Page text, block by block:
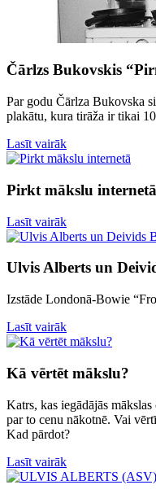
Čārlzs Bukovskis
Par godu Čārlza Bukovska
plakātu, kura tirāža ir tikai
Lasīt vairāk
Pirkt mākslu internetā
Lasīt vairāk
Ulvis Alberts un
Izstāde Londonā-Bowie
Lasīt vairāk
Kā vērtēt mākslu?
Katrs, kas iegādājās
par to cenu nākotnē. Vai
Kad pārdot?
Lasīt vairāk